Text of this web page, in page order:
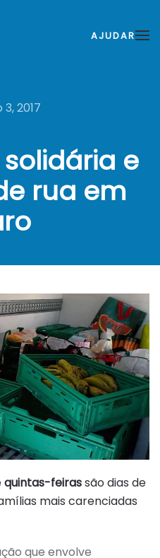
AJUDAR
2017
e
rua em
quintas-feirassão dias de
mais carenciadas
que envolve